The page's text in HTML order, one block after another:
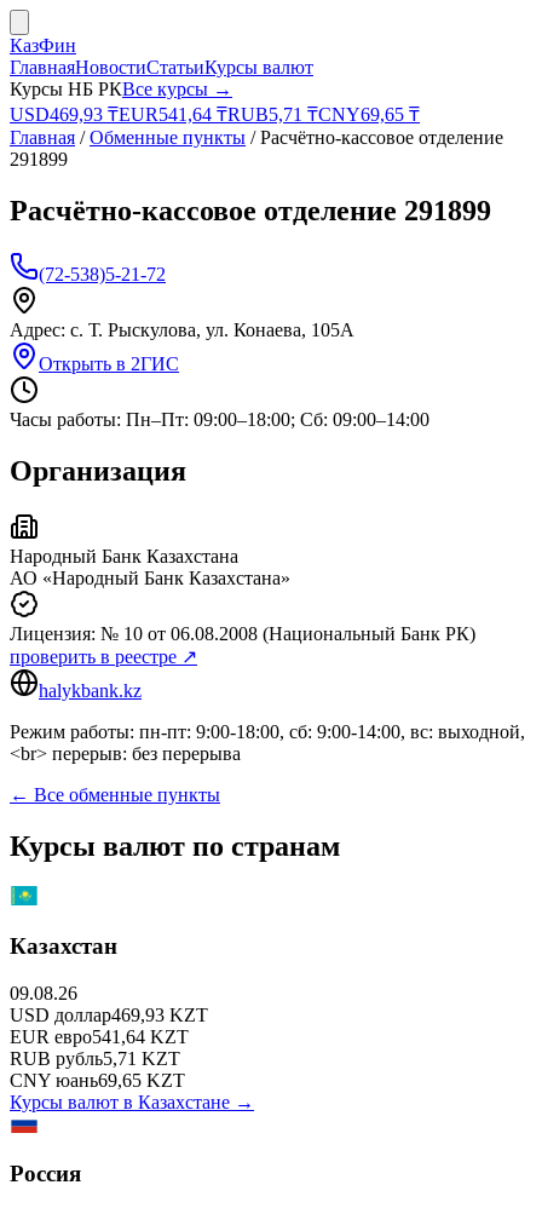
КазФин
ГлавнаяНовостиСтатьиКурсы валют
Курсы НБ РКВсе курсы →
USD469,93 ₸EUR541,64 ₸RUB5,71 ₸CNY69,65 ₸
Главная /Обменные пункты /Расчётно-кассовое отделение
291899
Расчётно-кассовое отделение 291899
(72-538)5-21-72
Адрес: с. Т. Рыскулова, ул. Конаева, 105А
Открыть в 2ГИС
Часы работы: Пн–Пт: 09:00–18:00; Сб: 09:00–14:00
Организация
Народный Банк Казахстана
АО «Народный Банк Казахстана»
Лицензия: № 10 от 06.08.2008 (Национальный Банк РК)
проверить в реестре ↗
halykbank.kz
Режим работы: пн-пт: 9:00-18:00, сб: 9:00-14:00, вс: выходной,
<br> перерыв: без перерыва
← Все обменные пункты
Курсы валют по странам
Казахстан
09.08.26
USD доллар469,93 KZT
EUR евро541,64 KZT
RUB рубль5,71 KZT
CNY юань69,65 KZT
Курсы валют в Казахстане →
Россия